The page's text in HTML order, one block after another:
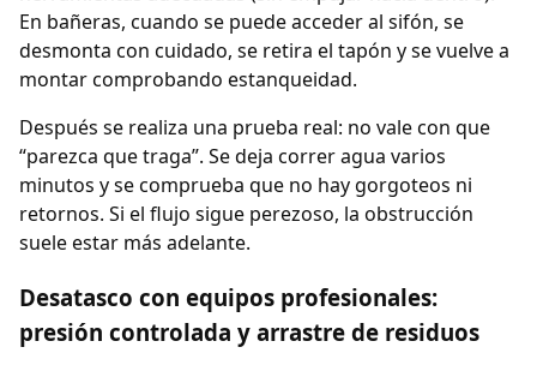
En bañeras, cuando se puede acceder al sifón, se
desmonta con cuidado, se retira el tapón y se vuelve a
montar comprobando estanqueidad.
Después se realiza una prueba real: no vale con que
“parezca que traga”. Se deja correr agua varios
minutos y se comprueba que no hay gorgoteos ni
retornos. Si el flujo sigue perezoso, la obstrucción
suele estar más adelante.
Desatasco con equipos profesionales:
presión controlada y arrastre de residuos